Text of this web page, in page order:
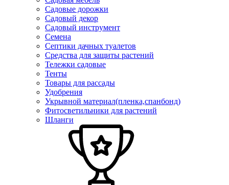
Садовые дорожки
Садовый декор
Садовый инструмент
Семена
Септики дачных туалетов
Средства для защиты растений
Тележки садовые
Тенты
Товары для рассады
Удобрения
Укрывной материал(пленка,спанбонд)
Фитосветильники для растений
Шланги